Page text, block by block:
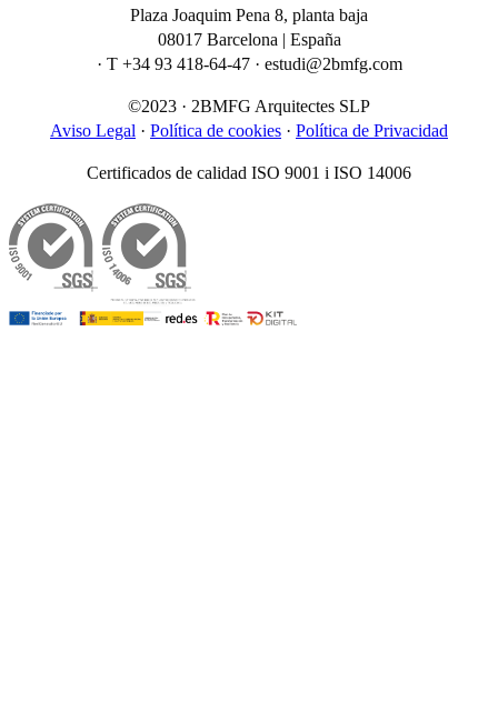
Plaza Joaquim Pena 8, planta baja
08017 Barcelona | España
· T +34 93 418-64-47 · estudi@2bmfg.com
©2023 · 2BMFG Arquitectes SLP
Aviso Legal · Política de cookies · Política de Privacidad
Certificados de calidad ISO 9001 i ISO 14006